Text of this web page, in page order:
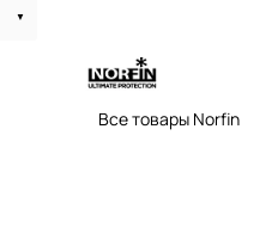
Все товары Norfin